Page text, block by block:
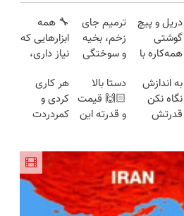
دریل و پیچ
گوشتی
همه‌کاره با
هوشمند ⚙️
(نصف
قیمت بازار
ترمیم جای
زخم، بخیه
و سوختگی
هفته!!😍
🔧 همه
ابزارهایی که
نیاز داری،
جمع شده!
تخفیف به
مدت
به اندازش
نگاه نکن
قدرتش
درب
منزل+گارانتی
تعویض)
دستا بالا
🙌🏻 قیمت
و قدرته این
هر کاری
کردی و
کمردردت
پرسشنامه و
دریافت راه
حل